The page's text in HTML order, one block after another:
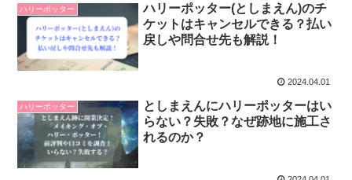
ハリーポッター
ハリーポッター(としまえん)のチ
ケットはキャンセルできる？払い
戻しや問合せ先も解説！
2024.04.01
ハリーポッター
としまえんにハリーポッターはい
らない？失敗？なぜ跡地に施工さ
れるのか？